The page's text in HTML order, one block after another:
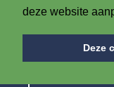
deze website
Deze
OVER ONS